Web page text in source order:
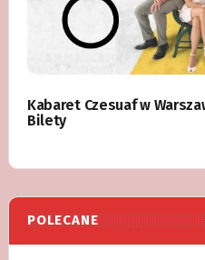
Kabaret Czesuaf w
Bilety
POLECANE